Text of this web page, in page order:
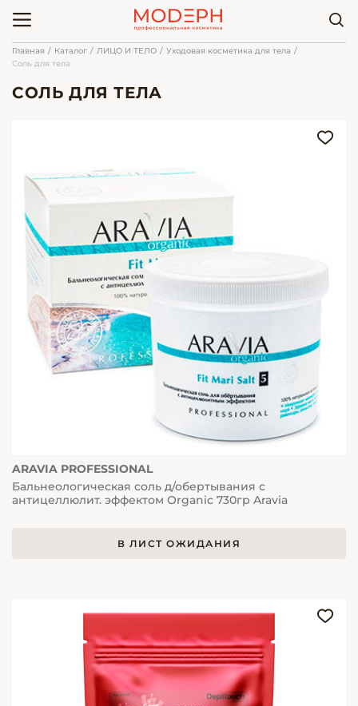
Главная Каталог ЛИЦО И ТЕЛО
Уходовая косметика для тела
Соль для тела
СОЛЬ ДЛЯ ТЕЛА
ARAVIA PROFESSIONAL
Бальнеологическая соль д/обертывания с
антицеллюлит. эффектом Organic 730гр Aravia
В ЛИСТ ОЖИДАНИЯ